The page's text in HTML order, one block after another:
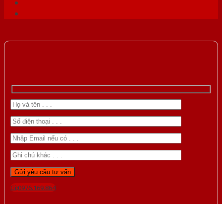
Gọi 0976.169.864